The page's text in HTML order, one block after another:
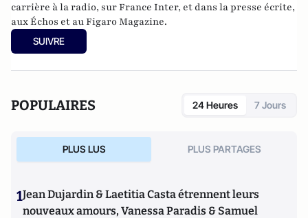
carrière à la radio, sur France Inter, et dans la presse écrite,
aux Échos et au Figaro Magazine.
SUIVRE
POPULAIRES 24 Heures 7 Jours
PLUS LUS PLUS PARTAGES
1Jean Dujardin & Laetitia Casta étrennent leurs
nouveaux amours, Vanessa Paradis & Samuel